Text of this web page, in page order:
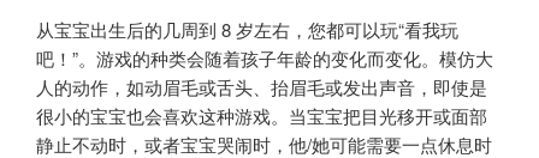
从宝宝出生后的几周到 8 岁左右，您都可以玩“看我玩
吧！”。游戏的种类会随着孩子年龄的变化而变化。模仿大
人的动作，如动眉毛或舌头、抬眉毛或发出声音，即使是
很小的宝宝也会喜欢这种游戏。当宝宝把目光移开或面部
静止不动时，或者宝宝哭闹时，他/她可能需要一点休息时